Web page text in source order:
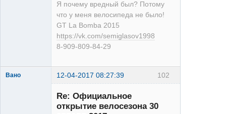
Я почему вредный был? Потому
что у меня велосипеда не было!
GT La Bomba 2015
https://vk.com/semiglasov1998
8-909-809-84-29
102
Вано 12-04-2017 08:27:39
Re: Официальное
открытие велосезона 30